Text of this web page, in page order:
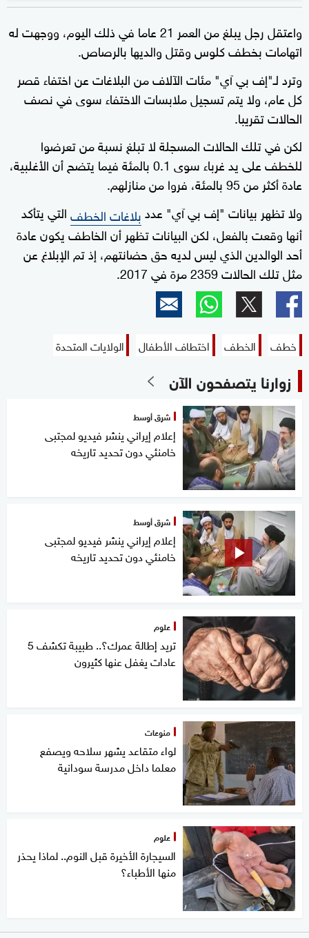
واعتقل رجل يبلغ من العمر 21 عاما في ذلك اليوم، ووجهت له
اتهامات بخطف كلوس وقتل والديها بالرصاص.
وترد لـ"إف بي آي" مئات الآلاف من البلاغات عن اختفاء قصر
كل عام، ولا يتم تسجيل ملابسات الاختفاء سوى في نصف
الحالات تقريبا.
لكن في تلك الحالات المسجلة لا تبلغ نسبة من تعرضوا
للخطف على يد غرباء سوى 0.1 بالمئة فيما يتضح أن الأغلبية،
عادة أكثر من 95 بالمئة، فروا من منازلهم.
ولا تظهر بيانات "إف بي آي" عددبلاغات الخطفالتي يتأكد
أنها وقعت بالفعل، لكن البيانات تظهر أن الخاطف يكون عادة
أحد الوالدين الذي ليس لديه حق حضانتهم، إذ تم الإبلاغ عن
مثل تلك الحالات 2359 مرة في 2017.
خطف الخطف اختطاف الأطفال الولايات المتحدة
زوارنا يتصفحون الآن
شرق أوسط
إعلام إيراني ينشر فيديو لمجتبى
خامنئي دون تحديد تاريخه
شرق أوسط
إعلام إيراني ينشر فيديو لمجتبى
خامنئي دون تحديد تاريخه
علوم
تريد إطالة عمرك؟.. طبيبة تكشف 5
عادات يغفل عنها كثيرون
منوعات
لواء متقاعد يشهر سلاحه ويصفع
معلما داخل مدرسة سودانية
علوم
السيجارة الأخيرة قبل النوم.. لماذا يحذر
منها الأطباء؟